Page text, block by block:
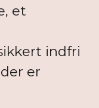
et
indfri
er